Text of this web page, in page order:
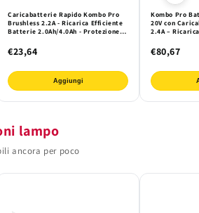
Caricabatterie Rapido Kombo Pro
Brushless 2.2A - Ricarica Efficiente
Batterie 2.0Ah/4.0Ah - Protezione
€23,64
Aggiungi
Kombo Pro
20V con
2.4A –
Easy2Use
€80,67
lampo
ancora per poco